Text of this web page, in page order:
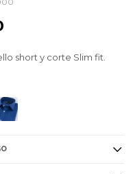
short y corte Slim fit.